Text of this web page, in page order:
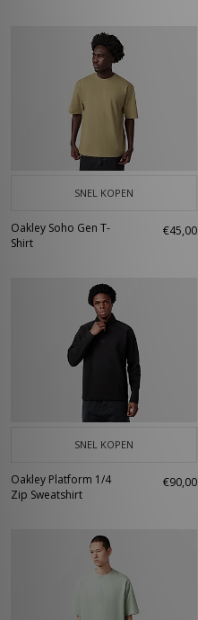
SNEL KOPEN
Oakley Soho Gen T-
Shirt
€45,00
SNEL KOPEN
Oakley Platform 1/4
Zip Sweatshirt
€90,00